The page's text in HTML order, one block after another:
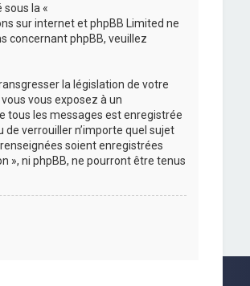
la «
sur internet et phpBB Limited ne
concernant phpBB, veuillez
la législation de votre
vous exposez à un
tous les messages est enregistrée
verrouiller n’importe quel sujet
soient enregistrées
», ni phpBB, ne pourront être tenus